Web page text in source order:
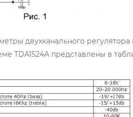
двухканального регулятора
TDA1524A представлены в